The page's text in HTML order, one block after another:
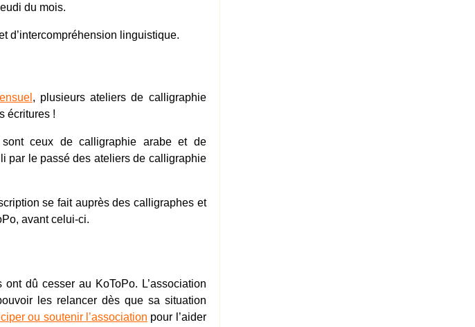
du mois.
d’intercompréhension linguistique.
, plusieurs ateliers de calligraphie
écritures !
ceux de calligraphie arabe et de
par le passé des ateliers de calligraphie
se fait auprès des calligraphes et
avant celui-ci.
dû cesser au KoToPo. L’association
les relancer dès que sa situation
ou soutenir l’association pour l’aider